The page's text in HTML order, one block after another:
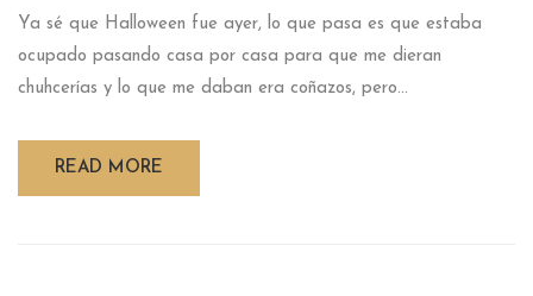
Ya sé que Halloween fue ayer, lo que pasa es que estaba
ocupado pasando casa por casa para que me dieran
chuhcerías y lo que me daban era coñazos, pero...
READ MORE